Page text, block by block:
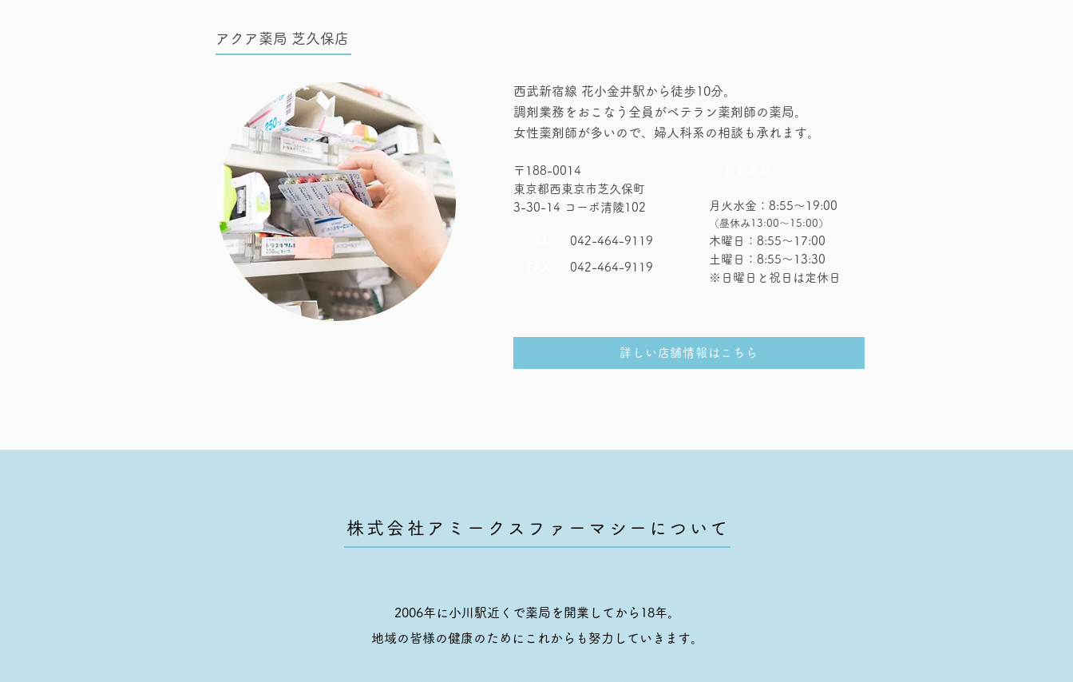
アクア薬局 芝久保店
西武新宿線 花小金井駅から徒歩10分。
調剤業務をおこなう全員がベテラン薬剤師の薬局。
女性薬剤師が多いので、婦人科系の相談も承れます。
〒188-0014
東京都西東京市芝久保町
3-30-14 コーポ清陵102
​月火水金：8:55～19:00
（昼休み13:00～15:00）
木曜日：8:55～17:00
土曜日：8:55～13:30
※日曜日と祝日は定休日
042-464-9119
042-464-9119
詳しい店舗情報はこちら
株式会社アミークスファーマシーについて
​2006年に小川駅近くで薬局を開業してから18年
地域の皆様の健康のためにこれからも努力していきます。